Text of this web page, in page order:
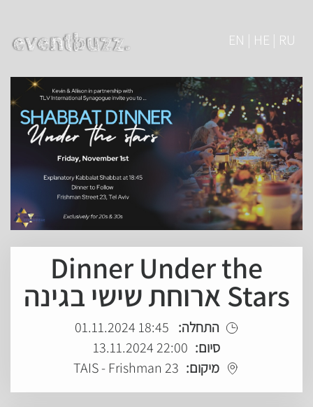
EN | HE | RU
Dinner Under the
Stars ארוחת שישי בגינה
התחלה: 18:45 01.11.2024
סיום: 22:00 13.11.2024
מיקום: TAIS - Frishman 23